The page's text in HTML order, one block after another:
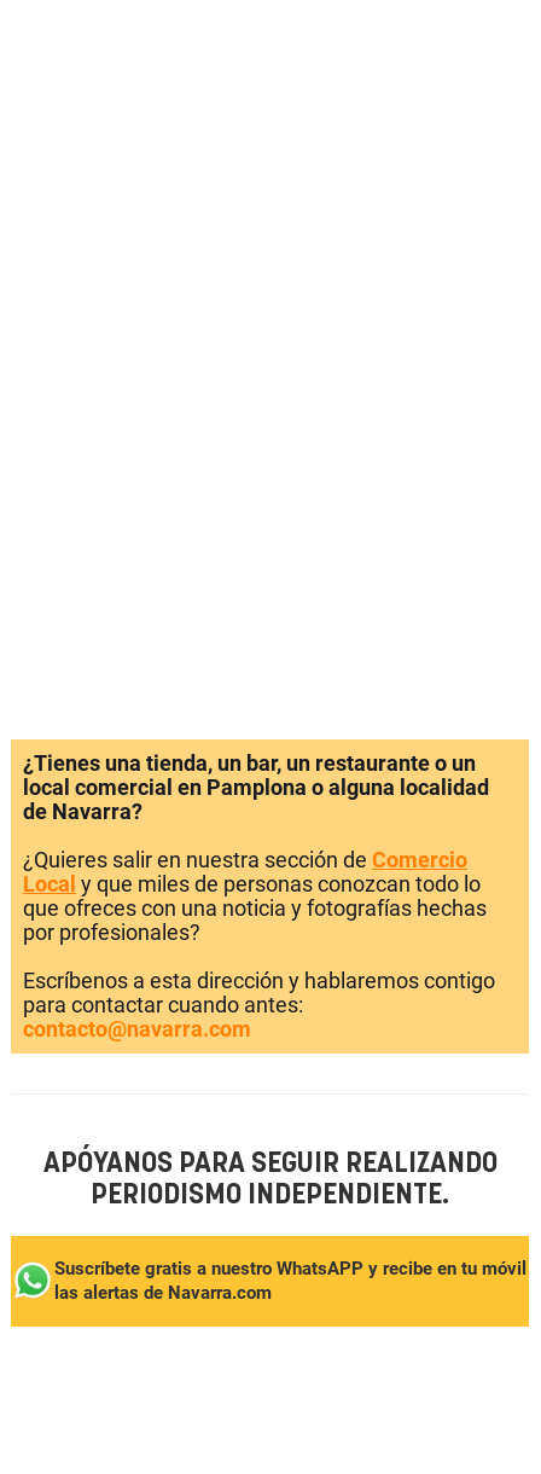
¿Tienes una tienda, un bar, un restaurante o un
local comercial en Pamplona o alguna localidad
de Navarra?
¿Quieres salir en nuestra sección de Comercio
Local y que miles de personas conozcan todo lo
que ofreces con una noticia y fotografías hechas
por profesionales?
Escríbenos a esta dirección y hablaremos contigo
para contactar cuando antes:
contacto@navarra.com
APÓYANOS PARA SEGUIR REALIZANDO
PERIODISMO INDEPENDIENTE.
Suscríbete gratis a nuestro WhatsAPP y recibe en tu móvil
las alertas de Navarra.com